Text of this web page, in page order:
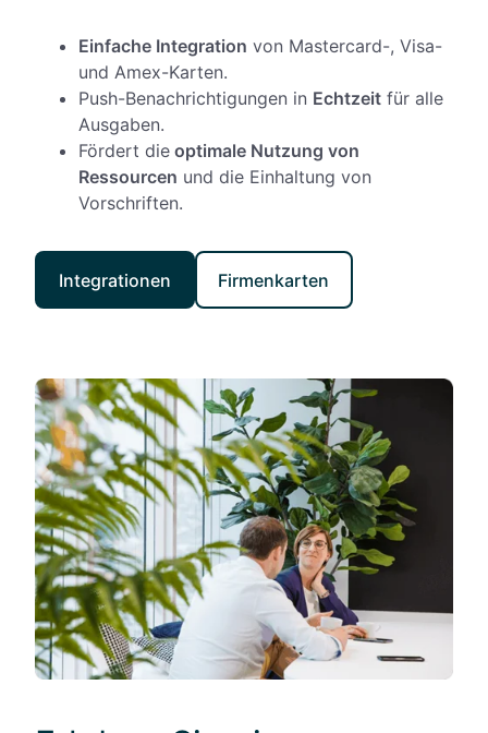
Einfache Integration von Mastercard-, Visa-
und Amex-Karten.
Push-Benachrichtigungen in Echtzeit für alle
Ausgaben.
Fördert die optimale Nutzung von
Ressourcen und die Einhaltung von
Vorschriften.
Integrationen Firmenkarten